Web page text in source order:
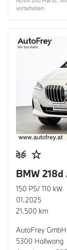
vorbehalten.
BMW
150 PS/ 110 kW
01.2025
21.500 km
AutoFrey GmbH
5300 Hallwang